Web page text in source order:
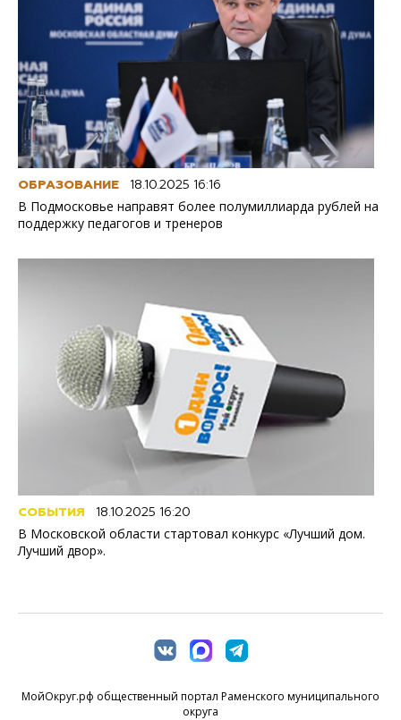
ОБРАЗОВАНИЕ 18.10.2025 16:16
В Подмосковье направят более полумиллиарда рублей на
поддержку педагогов и тренеров
СОБЫТИЯ 18.10.2025 16:20
В Московской области стартовал конкурс «Лучший дом.
Лучший двор».
МойОкруг.рф общественный портал Раменского муниципального
округа